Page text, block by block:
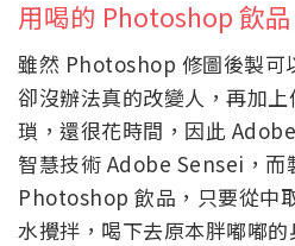
用喝的 Photoshop 飲品
雖然 Photoshop 修圖後製可
卻沒辦法真的改變人，再加
瑣，還很花時間，因此
智慧技術 Adobe Sensei，而
Photoshop 飲品，只要從中
水攪拌，喝下去原本胖嘟嘟